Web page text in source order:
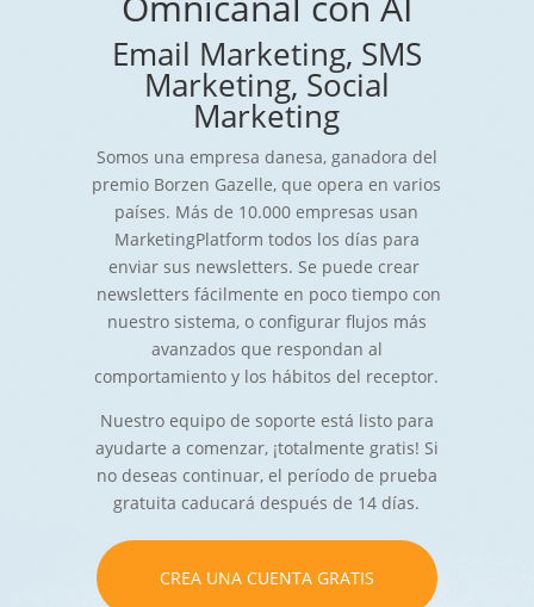
Email Marketing, SMS
Marketing, Social
Marketing
Somos una empresa danesa, ganadora del
premio Borzen Gazelle, que opera en varios
países. Más de 10.000 empresas usan
MarketingPlatform todos los días para
enviar sus newsletters. Se puede crear
newsletters fácilmente en poco tiempo con
nuestro sistema, o configurar flujos más
avanzados que respondan al
comportamiento y los hábitos del receptor.
Nuestro equipo de soporte está listo para
ayudarte a comenzar, ¡totalmente gratis! Si
no deseas continuar, el período de prueba
gratuita caducará después de 14 días.
CREA UNA CUENTA GRATIS